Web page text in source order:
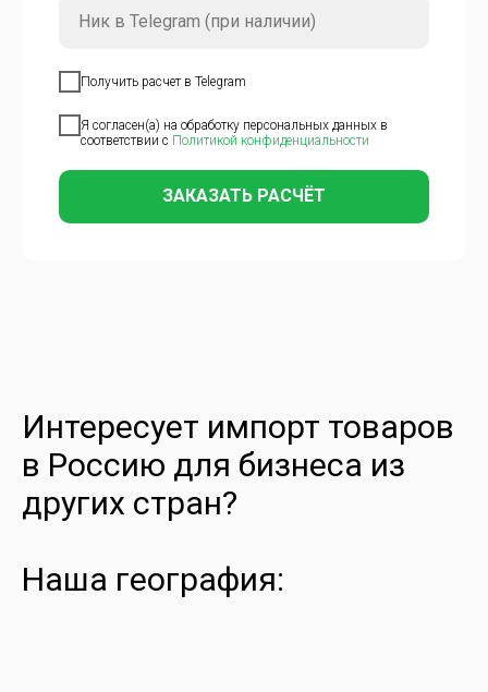
Получить расчет в Telegram
Я согласен(а) на обработку персональных данных в
соответствии с Политикой конфиденциальности
ЗАКАЗАТЬ РАСЧЁТ
Интересует импорт товаров
в Россию для бизнеса из
других стран?
Наша география: